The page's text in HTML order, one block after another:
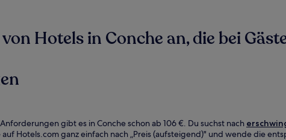
Hotels in Conche an, die bei
gibt es in Conche schon ab 106 €. Du suchst nach
Hotels.com ganz einfach nach „Preis (aufsteigend)" und wende die